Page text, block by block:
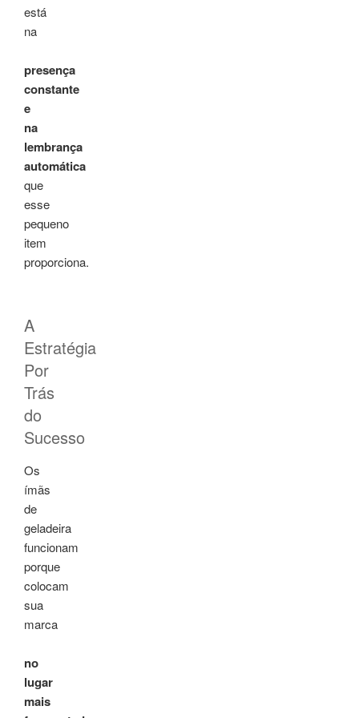
está
na
presença
constante
e
na
lembrança
automática
que
esse
pequeno
item
proporciona.
A
Estratégia
Por
Trás
do
Sucesso
Os
ímãs
de
geladeira
funcionam
porque
colocam
sua
marca
no
lugar
mais